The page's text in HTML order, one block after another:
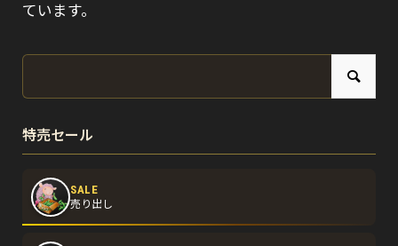
ています。
特売セール
SALE
売り出し